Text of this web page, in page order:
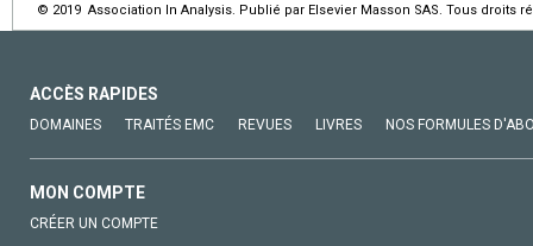
© 2019 Association In Analysis. Publié par Elsevier Masson SAS. Tous droits
ACCÈS RAPIDES
DOMAINES TRAITÉS EMC REVUES LIVRES NOS FORMULES
MON COMPTE
CRÉER UN COMPTE